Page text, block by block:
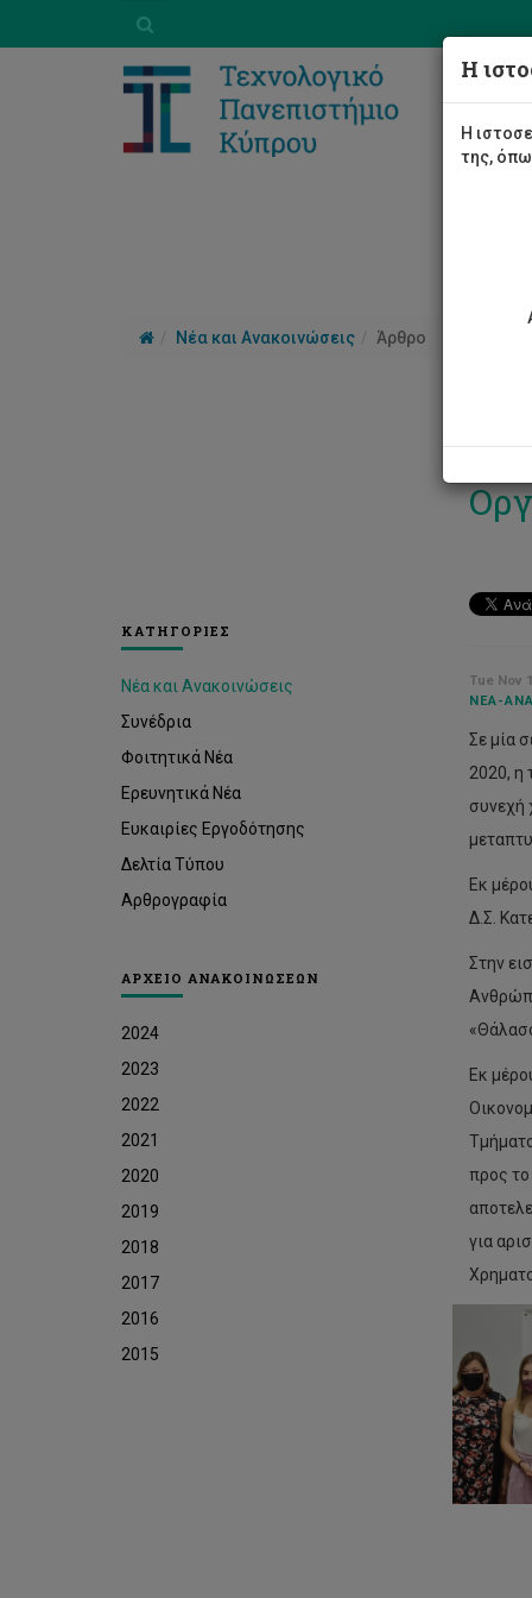
Νέα και Ανακοινώσεις Άρθρο
ΚΑΤΗΓΟΡΙΕΣ
Νέα και Ανακοινώσεις
Συνέδρια
Φοιτητικά Νέα
Ερευνητικά Νέα
Ευκαιρίες Εργοδότησης
Δελτία Τύπου
Αρθρογραφία
ΑΡΧΕΙΟ ΑΝΑΚΟΙΝΩΣΕΩΝ
2024
2023
2022
2021
2020
2019
2018
2017
2016
2015
Tue Nov
ΝΈΑ-
Σε μία
2020, η
συνεχή
Εκ
Δ.Σ.
Στην
Εκ
προς το
για
για
την
Η
Η
της,